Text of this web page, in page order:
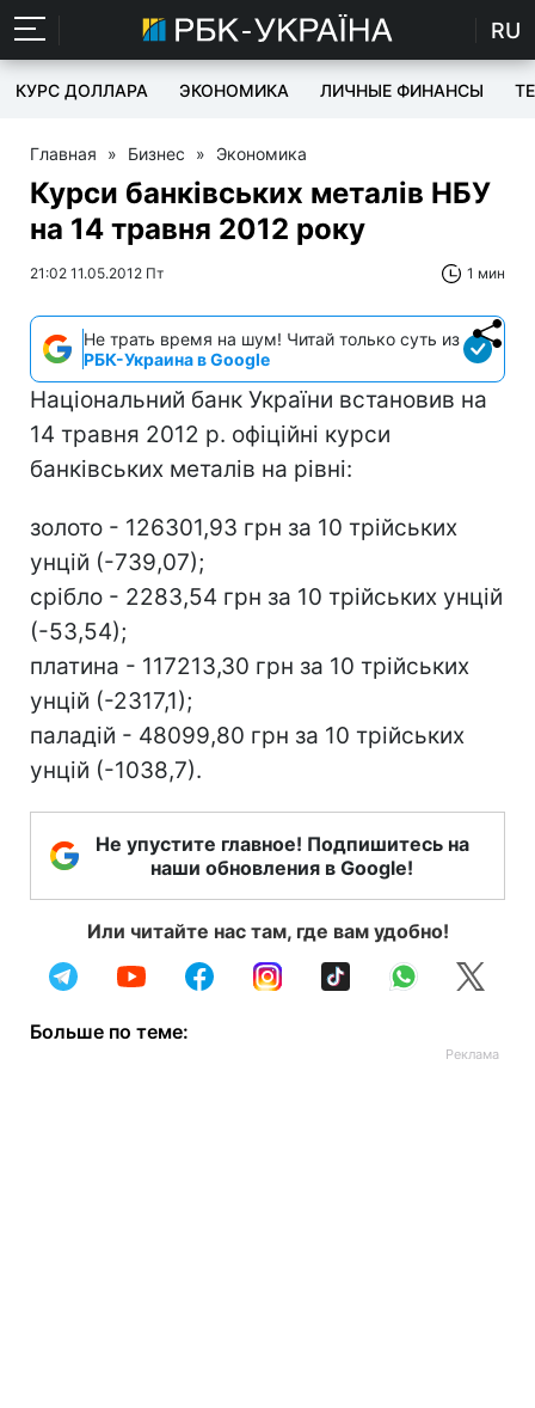
RU
КУРС ДОЛЛАРА ЭКОНОМИКА ЛИЧНЫЕ ФИНАНСЫ
Главная » Бизнес » Экономика
Курси банківських металів НБУ
на 14 травня 2012 року
21:02 11.05.2012 Пт 1 мин
Не трать время на шум! Читай только суть из
РБК-Украина в Google
Національний банк України встановив на
14 травня 2012 р. офіційні курси
банківських металів на рівні:
золото - 126301,93 грн за 10 трiйських
унцій (-739,07);
срiбло - 2283,54 грн за 10 трiйських унцій
(-53,54);
платина - 117213,30 грн за 10 трiйських
унцій (-2317,1);
паладій - 48099,80 грн за 10 трiйських
унцій (-1038,7).
Не упустите главное! Подпишитесь на
наши обновления в Google!
Или читайте нас там, где вам удобно!
Больше по теме: